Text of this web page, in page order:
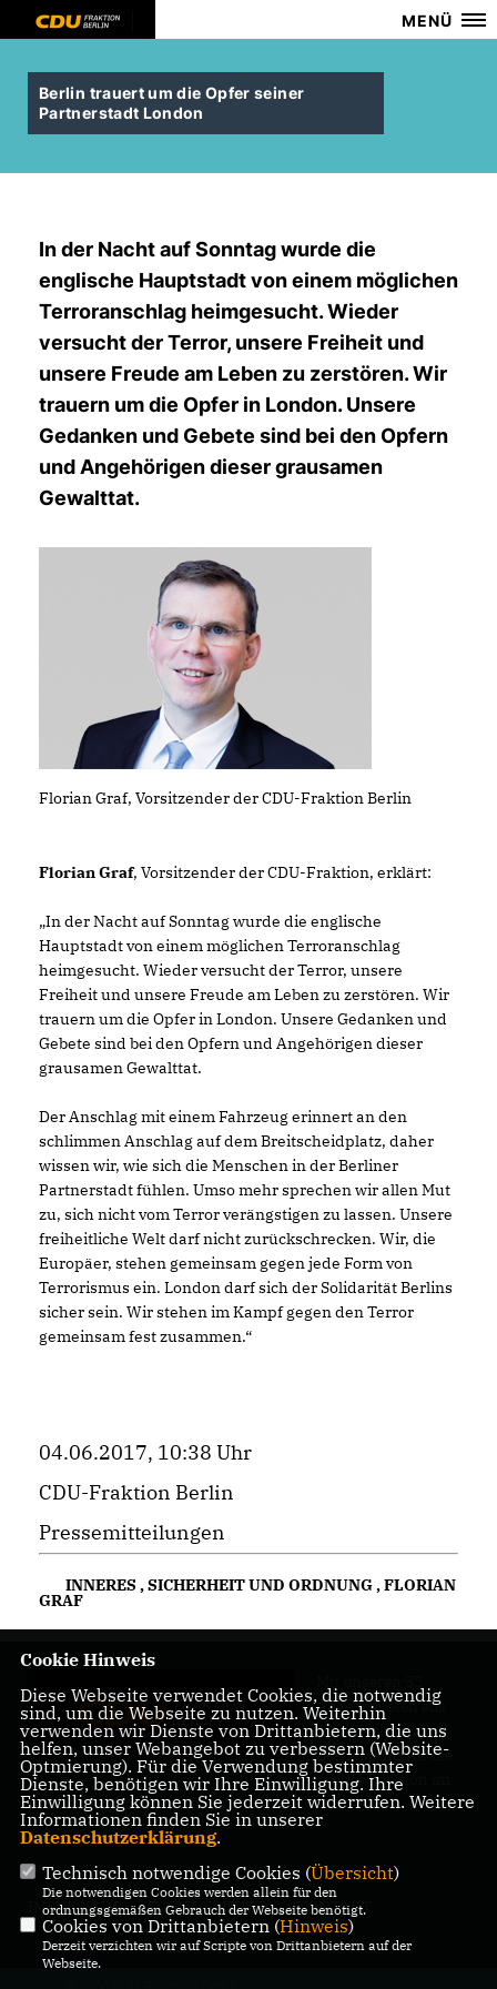
MENÜ
Berlin trauert um die Opfer seiner
Partnerstadt London
In der Nacht auf Sonntag wurde die
englische Hauptstadt von einem möglichen
Terroranschlag heimgesucht. Wieder
versucht der Terror, unsere Freiheit und
unsere Freude am Leben zu zerstören. Wir
trauern um die Opfer in London. Unsere
Gedanken und Gebete sind bei den Opfern
und Angehörigen dieser grausamen
Gewalttat.
Florian Graf, Vorsitzender der CDU-Fraktion Berlin
Florian Graf, Vorsitzender der CDU-Fraktion, erklärt:
In der Nacht auf Sonntag wurde die englische
Hauptstadt von einem möglichen Terroranschlag
heimgesucht. Wieder versucht der Terror, unsere
Freiheit und unsere Freude am Leben zu zerstören. Wir
trauern um die Opfer in London. Unsere Gedanken und
Gebete sind bei den Opfern und Angehörigen dieser
grausamen Gewalttat.
Der Anschlag mit einem Fahrzeug erinnert an den
schlimmen Anschlag auf dem Breitscheidplatz, daher
wissen wir, wie sich die Menschen in der Berliner
Partnerstadt fühlen. Umso mehr sprechen wir allen Mut
zu, sich nicht vom Terror verängstigen zu lassen. Unsere
freiheitliche Welt darf nicht zurückschrecken. Wir, die
Europäer, stehen gemeinsam gegen jede Form von
Terrorismus ein. London darf sich der Solidarität Berlins
sicher sein. Wir stehen im Kampf gegen den Terror
gemeinsam fest zusammen.“
04.06.2017, 10:38 Uhr
CDU-Fraktion Berlin
Pressemitteilungen
INNERES ,SICHERHEIT UND ORDNUNG,FLORIAN
GRAF
Abgeordneten aus
allen Bezirken
Berlins sind wir die
größte Fraktion im
Berliner Abgeordnetenhaus.
IMPRESSUM DATENSCHUTZ KONTAKT
Cookie Hinweis
Diese Webseite verwendet Cookies, die notwendig
sind, um die Webseite zu nutzen. Weiterhin
verwenden wir Dienste von Drittanbietern, die uns
helfen, unser Webangebot zu verbessern (Website-
Optmierung). Für die Verwendung bestimmter
Dienste, benötigen wir Ihre Einwilligung. Ihre
Einwilligung können Sie jederzeit widerrufen. Weitere
Informationen finden Sie in unserer
Datenschutzerklärung.
Technisch notwendige Cookies (Übersicht)
Die notwendigen Cookies werden allein für den
ordnungsgemäßen Gebrauch der Webseite benötigt.
Cookies von Drittanbietern (Hinweis)
Derzeit verzichten wir auf Scripte von Drittanbietern auf der
Webseite.